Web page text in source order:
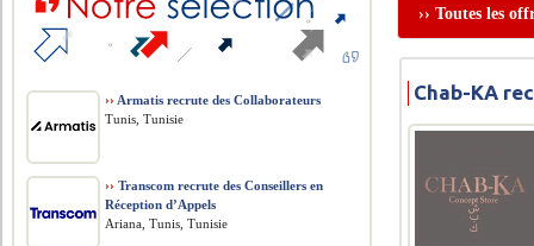
›› Toutes les
Chab-KA
›› Armatis recrute des Collaborateurs
Tunis, Tunisie
›› Transcom recrute des Conseillers en
Réception d’Appels
Ariana, Tunis, Tunisie